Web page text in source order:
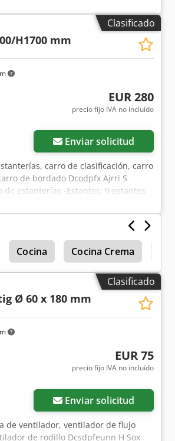
Clasificado
H1700 mm
EUR 280
precio fijo IVA no incluído
Enviar solicitud
carro de clasificación, carro
de bordado Dcodpfx Ajrri S
estanterías -Estantes: 9 estantes
Cocina Cocina Crema
Clasificado
Ø 60 x 180 mm
EUR 75
precio fijo IVA no incluído
Enviar solicitud
de ventilador, ventilador de flujo
de rodillo Dcsdpfeunn H Sox